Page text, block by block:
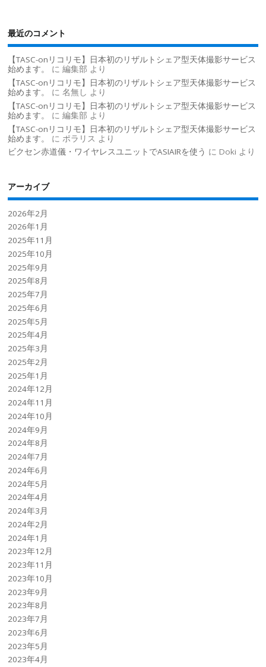
最近のコメント
【TASC-onリコリモ】日本初のリザルトシェア型天体撮影サービス
始めます。
に編集部 より
【TASC-onリコリモ】日本初のリザルトシェア型天体撮影サービス
始めます。
に名無し より
【TASC-onリコリモ】日本初のリザルトシェア型天体撮影サービス
始めます。
に編集部 より
【TASC-onリコリモ】日本初のリザルトシェア型天体撮影サービス
始めます。
に ポラリス より
ビクセン赤道儀・ワイヤレスユニットでASIAIRを使う に Doki より
アーカイブ
2026年2月
2026年1月
2025年11月
2025年10月
2025年9月
2025年8月
2025年7月
2025年6月
2025年5月
2025年4月
2025年3月
2025年2月
2025年1月
2024年12月
2024年11月
2024年10月
2024年9月
2024年8月
2024年7月
2024年6月
2024年5月
2024年4月
2024年3月
2024年2月
2024年1月
2023年12月
2023年11月
2023年10月
2023年9月
2023年8月
2023年7月
2023年6月
2023年5月
2023年4月